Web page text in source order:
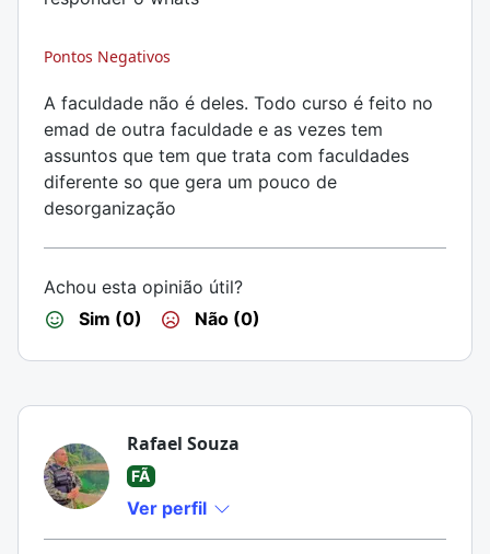
Pontos Negativos
A faculdade não é deles. Todo curso é feito no
emad de outra faculdade e as vezes tem
assuntos que tem que trata com faculdades
diferente so que gera um pouco de
desorganização
Achou esta opinião útil?
Sim (0)
Não (0)
Rafael Souza
FÃ
Ver perfil